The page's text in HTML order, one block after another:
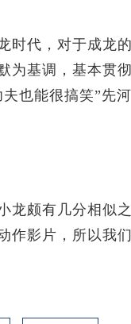
代，对于成龙
为基调，基本贯
也能很搞笑”先
颇有几分相似
作影片，所以我